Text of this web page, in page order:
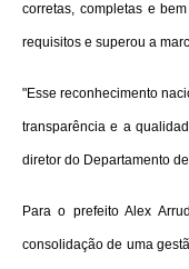
corretas, completas e
requisitos e superou a
"Esse reconhecimento
transparência e a
diretor do Departamento
Para o prefeito Alex
consolidação de uma